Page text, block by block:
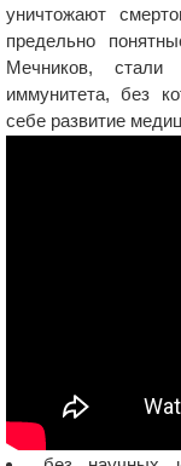
уничтожают
предельно
Мечников, стали
иммунитета, без
себе развитие